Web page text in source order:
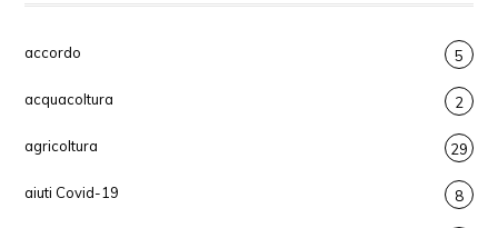
accordo 5
acquacoltura 2
agricoltura 29
aiuti Covid-19 8